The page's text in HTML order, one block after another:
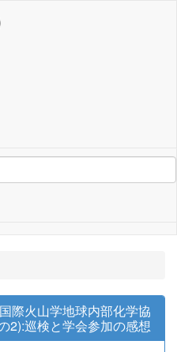
際火山学地球内部化学協
2):巡検と学会参加の感想